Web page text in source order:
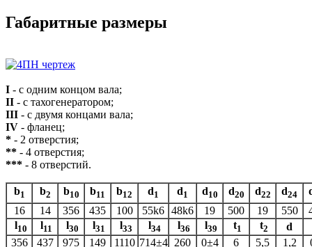
Габаритные размеры
I - с одним концом вала;
II - с тахогенератором;
III - с двумя концами вала;
IV - фланец;
* - 2 отверстия;
** - 4 отверстия;
*** - 8 отверстий.
b1 b2 b10 b11 b12 d1 d1 d10 d20 d22 d24
16
14 356 435 100 55k6 48k6 19 500 19 550
l10 l11 l30 l31 l33 l34 l36 l39 t1 t2
d
356
437 975 149 1110 714±4 260 0±4 6 5,5 1,2